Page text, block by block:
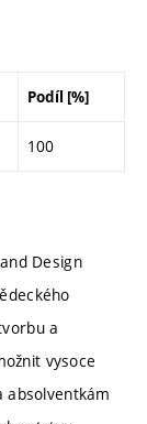
Podíl [%]
100
Design
a
vysoce
absolventkám